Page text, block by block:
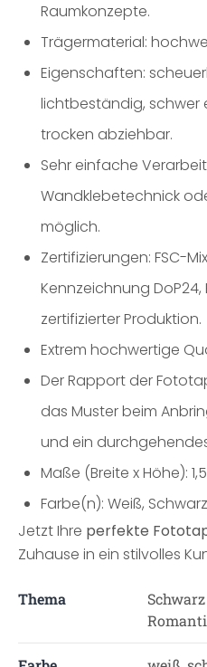
Raumkonzepte.
Trägermaterial:
Eigenschaften:
lichtbeständig, schwer
trocken abziehbar.
Sehr einfache
Wandklebetechnick
möglich.
Zertifizierungen: FSC-
Kennzeichnung DoP24,
zertifizierter Produktion.
Extrem hochwertige
Der Rapport der
das Muster beim
und ein
Maße (Breite x Höhe):
Farbe(n): Weiß, Schwarz
Jetzt Ihre perfekte
Zuhause in ein stilvolles
Thema